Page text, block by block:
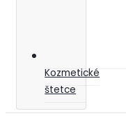
Kozmetické
štetce